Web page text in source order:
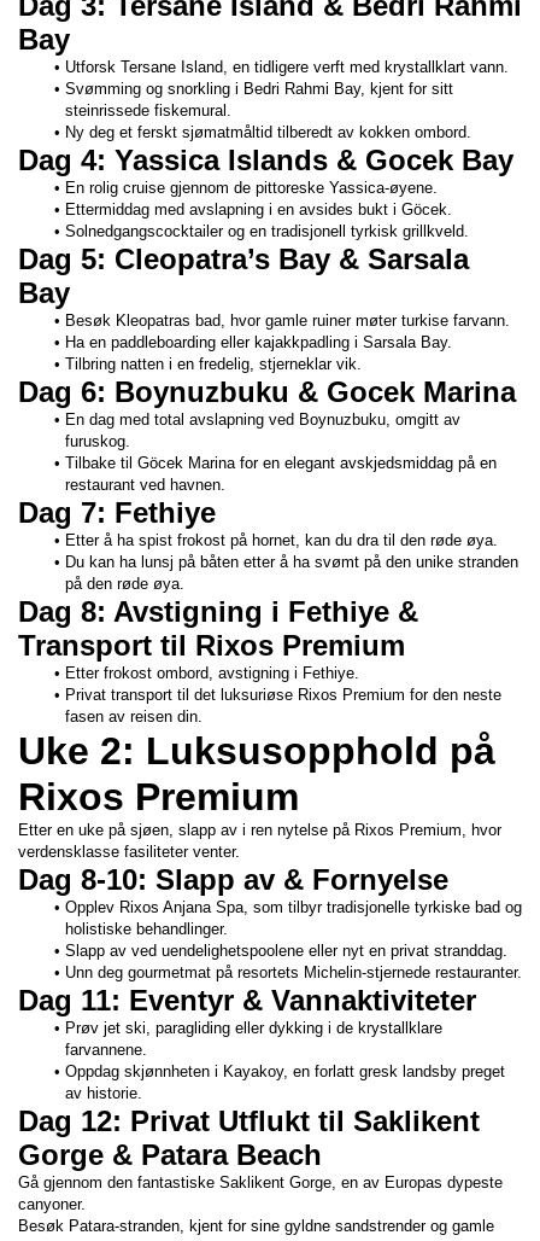
Bay
Utforsk Tersane Island, en tidligere verft med krystallklart vann.
Svømming og snorkling i Bedri Rahmi Bay, kjent for sitt
steinrissede fiskemural.
Ny deg et ferskt sjømatmåltid tilberedt av kokken ombord.
Dag 4: Yassica Islands & Gocek Bay
En rolig cruise gjennom de pittoreske Yassica-øyene.
Ettermiddag med avslapning i en avsides bukt i Göcek.
Solnedgangscocktailer og en tradisjonell tyrkisk grillkveld.
Dag 5: Cleopatra’s Bay & Sarsala
Bay
Besøk Kleopatras bad, hvor gamle ruiner møter turkise farvann.
Ha en paddleboarding eller kajakkpadling i Sarsala Bay.
Tilbring natten i en fredelig, stjerneklar vik.
Dag 6: Boynuzbuku & Gocek Marina
En dag med total avslapning ved Boynuzbuku, omgitt av
furuskog.
Tilbake til Göcek Marina for en elegant avskjedsmiddag på en
restaurant ved havnen.
Dag 7: Fethiye
Etter å ha spist frokost på hornet, kan du dra til den røde øya.
Du kan ha lunsj på båten etter å ha svømt på den unike stranden
på den røde øya.
Dag 8: Avstigning i Fethiye &
Transport til Rixos Premium
Etter frokost ombord, avstigning i Fethiye.
Privat transport til det luksuriøse Rixos Premium for den neste
fasen av reisen din.
Uke 2: Luksusopphold på
Rixos Premium
Etter en uke på sjøen, slapp av i ren nytelse på Rixos Premium, hvor
verdensklasse fasiliteter venter.
Dag 8-10: Slapp av & Fornyelse
Opplev Rixos Anjana Spa, som tilbyr tradisjonelle tyrkiske bad og
holistiske behandlinger.
Slapp av ved uendelighetspoolene eller nyt en privat stranddag.
Unn deg gourmetmat på resortets Michelin-stjernede restauranter.
Dag 11: Eventyr & Vannaktiviteter
Prøv jet ski, paragliding eller dykking i de krystallklare
farvannene.
Oppdag skjønnheten i Kayakoy, en forlatt gresk landsby preget
av historie.
Dag 12: Privat Utflukt til Saklikent
Gorge & Patara Beach
Gå gjennom den fantastiske Saklikent Gorge, en av Europas dypeste
canyoner.
Besøk Patara-stranden, kjent for sine gyldne sandstrender og gamle